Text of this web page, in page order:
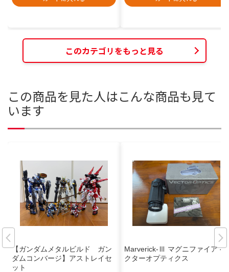
このカテゴリをもっと見る
この商品を見た人はこんな商品も見て
います
【ガンダムメタルビルド ガン
ダムコンバージ】アストレイセ
ット
Marverick-Ⅲ マグニファイア ベ
クターオプティクス